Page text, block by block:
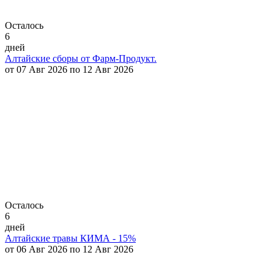
Осталось
6
дней
Алтайские сборы от Фарм-Продукт.
от 07 Авг 2026 по 12 Авг 2026
Осталось
6
дней
Алтайские травы КИМА - 15%
от 06 Авг 2026 по 12 Авг 2026